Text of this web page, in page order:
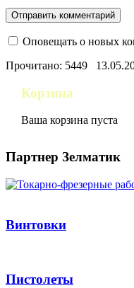
Оповещать о новых
Прочитано: 5449
Корзина
Ваша корзина пуста
Партнер Зелматик
Винтовки
Пистолеты